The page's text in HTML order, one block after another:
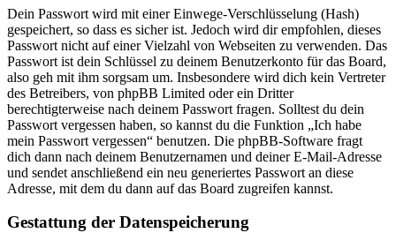
Dein Passwort wird mit einer Einwege-Verschlüsselung (Hash)
gespeichert, so dass es sicher ist. Jedoch wird dir empfohlen, dieses
Passwort nicht auf einer Vielzahl von Webseiten zu verwenden. Das
Passwort ist dein Schlüssel zu deinem Benutzerkonto für das Board,
also geh mit ihm sorgsam um. Insbesondere wird dich kein Vertreter
des Betreibers, von phpBB Limited oder ein Dritter
berechtigterweise nach deinem Passwort fragen. Solltest du dein
Passwort vergessen haben, so kannst du die Funktion „Ich habe
mein Passwort vergessen“ benutzen. Die phpBB-Software fragt
dich dann nach deinem Benutzernamen und deiner E-Mail-Adresse
und sendet anschließend ein neu generiertes Passwort an diese
Adresse, mit dem du dann auf das Board zugreifen kannst.
Gestattung der Datenspeicherung